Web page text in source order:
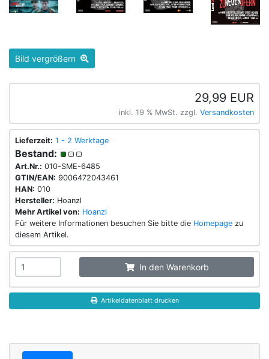
Bild vergrößern
29,99 EUR
inkl. 19 % MwSt. zzgl. Versandkosten
Lieferzeit: 1 - 2 Werktage
Bestand:
Art.Nr.: 010-SME-6485
GTIN/EAN: 9006472043461
HAN: 010
Hersteller: Hoanzl
Mehr Artikel von: Hoanzl
Für weitere Informationen besuchen Sie bitte die Homepage zu
diesem Artikel.
In den Warenkorb
Artikeldatenblatt drucken